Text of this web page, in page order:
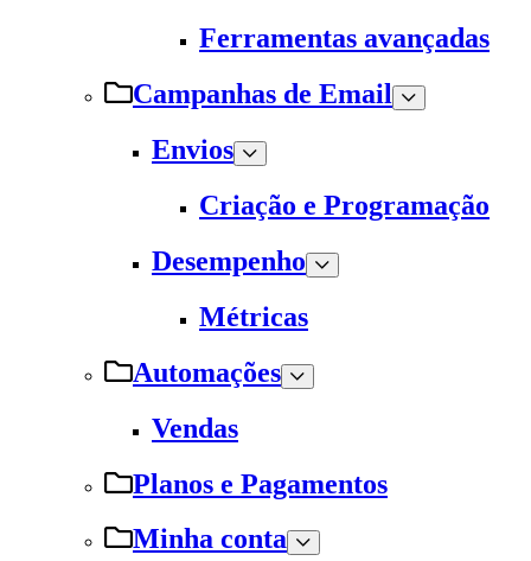
Ferramentas avançadas
Campanhas de Email
Envios
Criação e Programação
Desempenho
Métricas
Automações
Vendas
Planos e Pagamentos
Minha conta